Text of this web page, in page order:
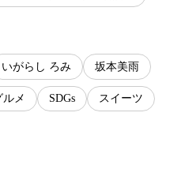
いがらし ろみ 坂本美雨
ルメ SDGs スイーツ